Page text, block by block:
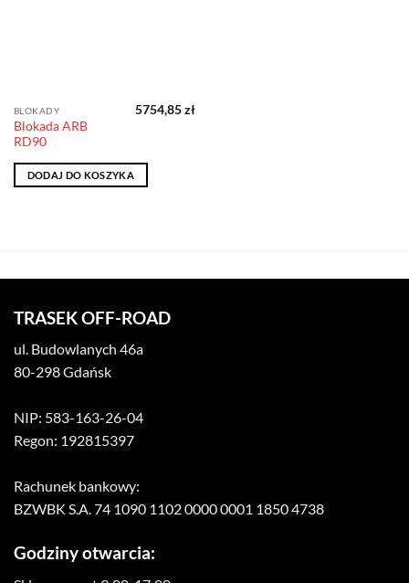
BLOKADY
Blokada ARB
RD90
5754,85zł
DODAJ DO KOSZYKA
TRASEK OFF-ROAD
ul. Budowlanych 46a
80-298 Gdańsk
NIP: 583-163-26-04
Regon: 192815397
Rachunek bankowy:
BZWBK S.A. 74 1090 1102 0000 0001 1850 4738
Godziny otwarcia: